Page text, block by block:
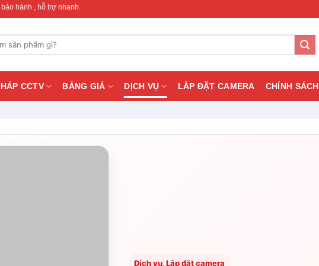
hỗ trợ nhanh.
CCTV BẢNG GIÁ DỊCH VỤ LẮP ĐẶT CAMERA CHÍNH SÁCH
Dịch vụ, Lắp đặt camera